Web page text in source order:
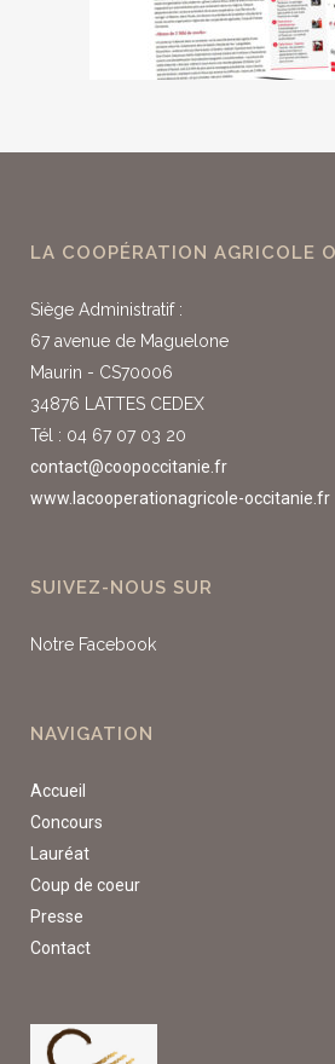
LA COOPÉRATION AGRICOLE
Siège Administratif :
67 avenue de Maguelone
Maurin - CS70006
34876 LATTES CEDEX
Tél : 04 67 07 03 20
contact@coopoccitanie.fr
www.lacooperationagricole-occitanie.fr
SUIVEZ-NOUS SUR
Notre Facebook
NAVIGATION
Accueil
Concours
Lauréat
Coup de coeur
Presse
Contact